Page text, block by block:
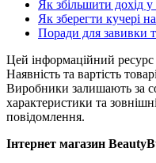
Як збільшити дохід у
Як зберегти кучері
Поради для завивки
Цей інформаційний
Наявність та вартість
Виробники залишають за
характеристики та
повідомлення.
Інтернет магазин